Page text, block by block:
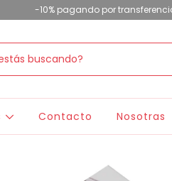
-10% pagando por
Contacto Nosotras